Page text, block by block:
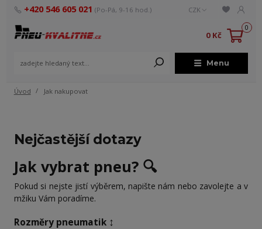
Menu
CZK
+420 546 605 021 (Po-Pá, 9-16 hod.)
0
0 Kč
Úvod Jak nakupovat
Nejčastější dotazy
Jak vybrat pneu?🔍
Pokud si nejste jistí výběrem, napište nám nebo zavolejte a v
mžiku Vám poradíme.
Rozměry pneumatik ↕️